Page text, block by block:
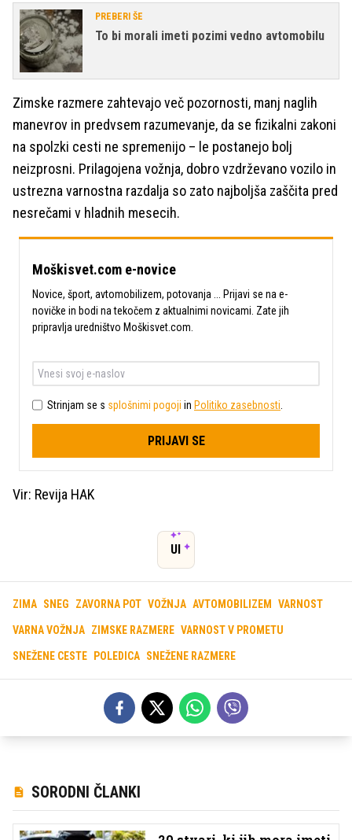
PREBERI ŠE
To bi morali imeti pozimi vedno avtomobilu
Zimske razmere zahtevajo več pozornosti, manj naglih
manevrov in predvsem razumevanje, da se fizikalni zakoni
na spolzki cesti ne spremenijo – le postanejo bolj
neizprosni. Prilagojena vožnja, dobro vzdrževano vozilo in
ustrezna varnostna razdalja so zato najboljša zaščita pred
nesrečami v hladnih mesecih.
Moškisvet.com e-novice
Novice, šport, avtomobilizem, potovanja ... Prijavi se na e-
novičke in bodi na tekočem z aktualnimi novicami. Zate jih
pripravlja uredništvo Moškisvet.com.
Strinjam se s splošnimi pogoji in Politiko zasebnosti
PRIJAVI SE
Vir: Revija HAK
UI
ZIMA SNEG ZAVORNA POT VOŽNJA AVTOMOBILIZEM VARNOST
VARNA VOŽNJA ZIMSKE RAZMERE VARNOST V PROMETU
SNEŽENE CESTE POLEDICA SNEŽENE RAZMERE
SORODNI ČLANKI